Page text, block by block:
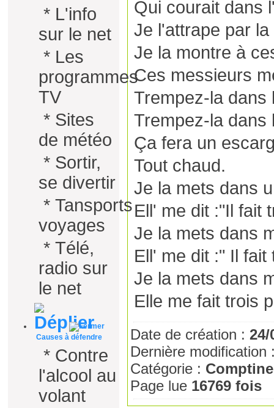
* L'info
sur le net
* Les
programmes
TV
* Sites
de météo
* Sortir,
se divertir
* Tansports
voyages
* Télé,
radio sur
le net
Causes à défendre
* Contre
l'alcool au
volant
Qui courait dans
Je l'attrape par la
Je la montre à
Ces messieurs
Trempez-la dans
Trempez-la dans
Ça fera un
Tout chaud.
Je la mets dans
Ell' me dit :"Il fait
Je la mets dans
Ell' me dit :" Il fait
Je la mets dans
Elle me fait trois
Date de création : 24/
Dernière
Catégorie :
Page lue 16769 fois